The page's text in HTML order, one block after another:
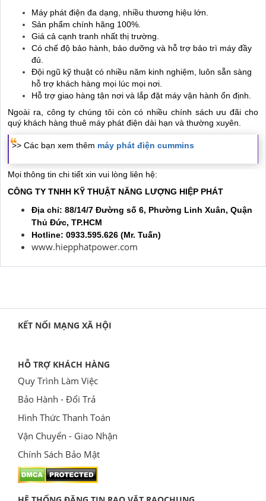
Máy phát điện đa dạng, nhiều thương hiệu lớn.
Sản phẩm chính hãng 100%.
Giá cả cạnh tranh nhất thị trường.
Có chế độ bảo hành, bảo dưỡng và hỗ trợ bảo trì máy đầy
đủ.
Đội ngũ kỹ thuật có nhiều năm kinh nghiệm, luôn sẵn sàng
hỗ trợ khách hàng mọi lúc mọi nơi.
Hỗ trợ giao hàng tận nơi và lắp đặt máy vận hành ổn định.
Ngoài ra, công ty chúng tôi còn có nhiều chính sách ưu đãi cho
quý khách hàng thuê máy phát điện dài hạn và thường xuyên.
>> Các bạn xem thêm máy phát điện cummins
Mọi thông tin chi tiết xin vui lòng liên hệ:
CÔNG TY TNHH KỸ THUẬT NĂNG LƯỢNG HIỆP PHÁT
Địa chỉ: 88/14/7 Đường số 6, Phường Linh Xuân, Quận
Thủ Đức, TP.HCM
Hotline: 0933.595.626 (Mr. Tuấn)
www.hiepphatpower.com
KẾT NỐI MẠNG XÃ HỘI
HỖ TRỢ KHÁCH HÀNG
Quy Trình Làm Việc
Bảo Hành - Đổi Trả
Hình Thức Thanh Toán
Vận Chuyển - Giao Nhận
Chính Sách Bảo Mật